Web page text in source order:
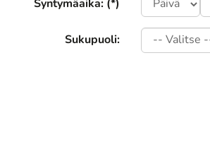
Syntymäaika: (*)
Sukupuoli: